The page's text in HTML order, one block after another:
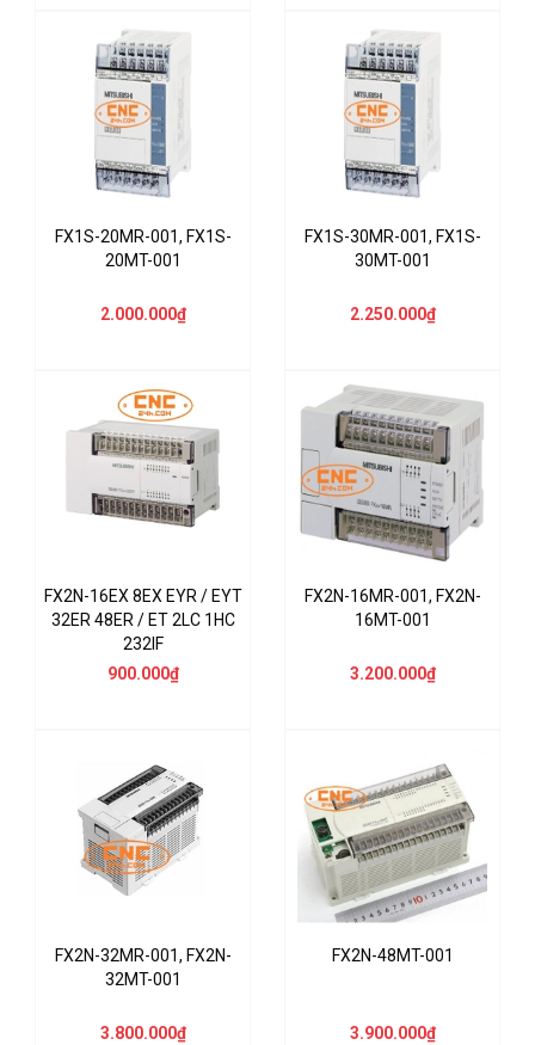
FX1S-20MR-001, FX1S-
20MT-001
2.000.000₫
FX1S-30MR-001, FX1S-
30MT-001
2.250.000₫
FX2N-16EX 8EX EYR / EYT
32ER 48ER / ET 2LC 1HC
232IF
900.000₫
FX2N-16MR-001, FX2N-
16MT-001
3.200.000₫
FX2N-32MR-001, FX2N-
32MT-001
3.800.000₫
FX2N-48MT-001
3.900.000₫